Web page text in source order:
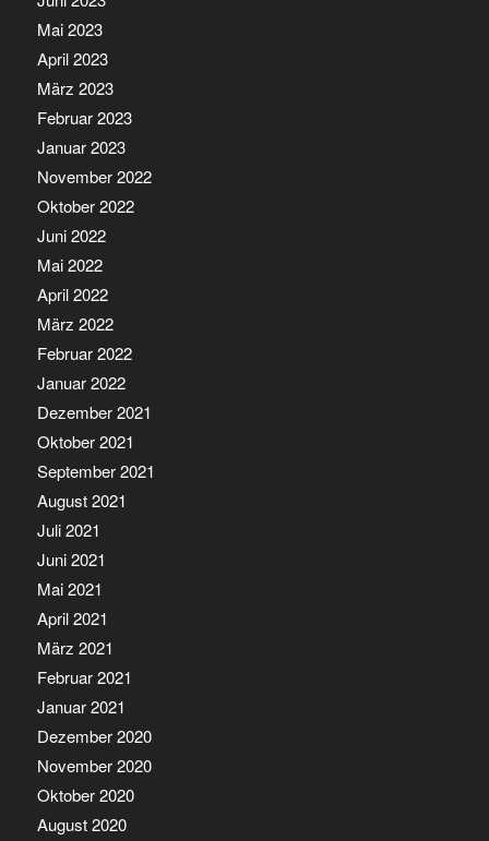
Mai 2023
April 2023
März 2023
Februar 2023
Januar 2023
November 2022
Oktober 2022
Juni 2022
Mai 2022
April 2022
März 2022
Februar 2022
Januar 2022
Dezember 2021
Oktober 2021
September 2021
August 2021
Juli 2021
Juni 2021
Mai 2021
April 2021
März 2021
Februar 2021
Januar 2021
Dezember 2020
November 2020
Oktober 2020
August 2020